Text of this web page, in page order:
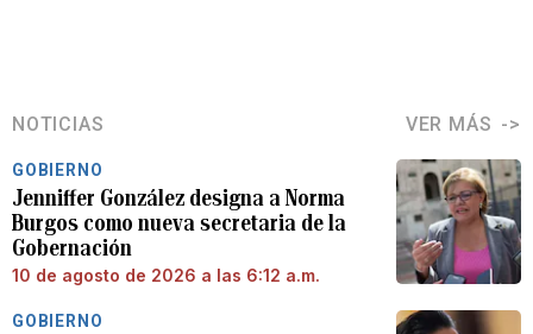
NOTICIAS VER MÁS
GOBIERNO
Jenniffer González designa a Norma
Burgos como nueva secretaria de la
Gobernación
10 de agosto de 2026 a las 6:12 a.m.
GOBIERNO